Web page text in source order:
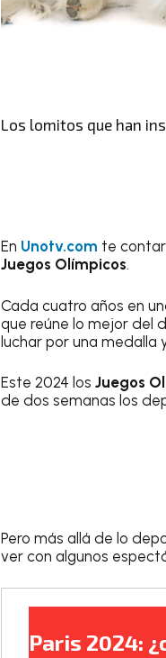
Los lomitos que han
En Unotv.com te
Juegos Olímpicos.
Cada cuatro años en
que reúne lo mejor del
luchar por una medalla
Este 2024 los Juegos
de dos semanas los
Pero más allá de lo
ver con algunos
Paris 2024: